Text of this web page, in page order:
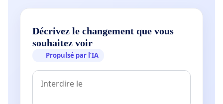
Décrivez le changement que vous
souhaitez voir
Propulsé par l’IA